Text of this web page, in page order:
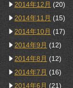
2014年12月 (20)
2014年11月 (15)
2014年10月 (17)
2014年9月 (12)
2014年8月 (12)
2014年7月 (16)
2014年6月 (21)